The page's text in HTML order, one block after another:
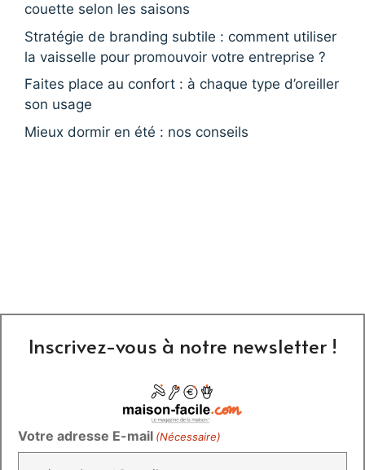
couette selon les saisons
Stratégie de branding subtile : comment utiliser
la vaisselle pour promouvoir votre entreprise ?
Faites place au confort : à chaque type d’oreiller
son usage
Mieux dormir en été : nos conseils
Inscrivez-vous à notre newsletter !
Votre adresse E-mail (Nécessaire)